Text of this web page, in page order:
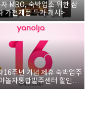
MRO, 숙박업소 위한 삼
가전제품 특가 개시>
16주년 기념 제휴 숙박업주
놀자통합발주센터 할인쿠